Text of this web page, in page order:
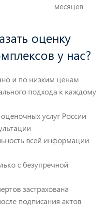
месяцев
оценку
у нас?
и по низким ценам
подхода к каждому
услуг России
всей информации
с безупречной
застрахована
подписания актов